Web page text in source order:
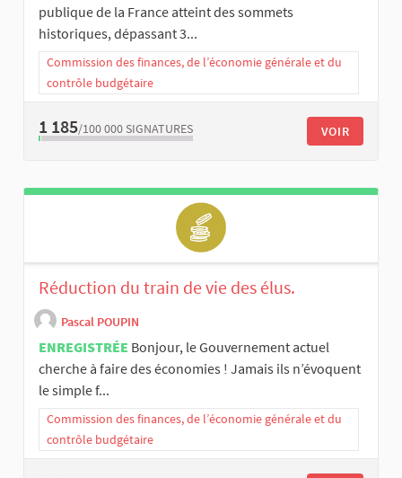
publique de la France atteint des sommets
historiques, dépassant 3...
Commission des finances, de l’économie générale et du
contrôle budgétaire
1 185/100 000 SIGNATURES VOIR
Réduction du train de vie des élus.
Pascal POUPIN
ENREGISTRÉE Bonjour, le Gouvernement actuel
cherche à faire des économies ! Jamais ils n’évoquent
le simple f...
Commission des finances, de l’économie générale et du
contrôle budgétaire